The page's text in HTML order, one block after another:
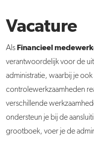
Vacature
Als Financieel
verantwoordelijk voor de
administratie, waarbij je
controlewerkzaamheden
verschillende
ondersteun je bij de
grootboek, voer je de